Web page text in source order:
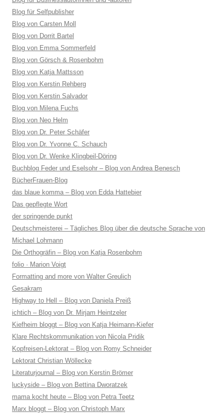
Blog für Selfpublisher
Blog von Carsten Moll
Blog von Dorrit Bartel
Blog von Emma Sommerfeld
Blog von Görsch & Rosenbohm
Blog von Katja Mattsson
Blog von Kerstin Rehberg
Blog von Kerstin Salvador
Blog von Milena Fuchs
Blog von Neo Helm
Blog von Dr. Peter Schäfer
Blog von Dr. Yvonne C. Schauch
Blog von Dr. Wenke Klingbeil-Döring
Buchblog Feder und Eselsohr – Blog von Andrea Benesch
BücherFrauen-Blog
das blaue komma – Blog von Edda Hattebier
Das gepflegte Wort
der springende punkt
Deutschmeisterei – Tägliches Blog über die deutsche Sprache von
Michael Lohmann
Die Orthogräfin – Blog von Katja Rosenbohm
folio · Marion Voigt
Formatting and more von Walter Greulich
Gesakram
Highway to Hell – Blog von Daniela Preiß
ichtich – Blog von Dr. Mirjam Heintzeler
Kiefheim bloggt – Blog von Katja Heimann-Kiefer
Klare Rechtskommunikation von Nicola Pridik
Kopfreisen-Lektorat – Blog von Romy Schneider
Lektorat Christian Wöllecke
Literaturjournal – Blog von Kerstin Brömer
luckyside – Blog von Bettina Dworatzek
mama kocht heute – Blog von Petra Teetz
Marx bloggt – Blog von Christoph Marx